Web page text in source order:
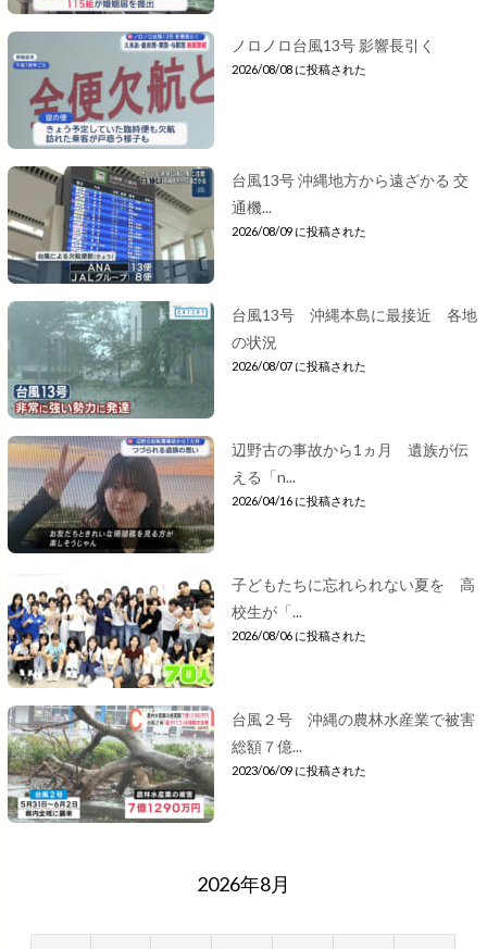
ノロノロ台風13号 影響長引く
2026/08/08 に投稿された
台風13号 沖縄地方から遠ざかる 交
通機...
2026/08/09 に投稿された
台風13号 沖縄本島に最接近 各地
の状況
2026/08/07 に投稿された
辺野古の事故から1ヵ月 遺族が伝
える「n...
2026/04/16 に投稿された
子どもたちに忘れられない夏を 高
校生が「...
2026/08/06 に投稿された
台風２号 沖縄の農林水産業で被害
総額７億...
2023/06/09 に投稿された
2026年8月